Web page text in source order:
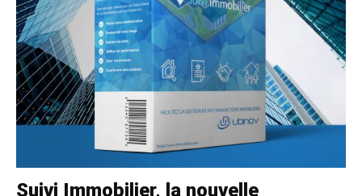
Suivi Immobilier, la nouvelle